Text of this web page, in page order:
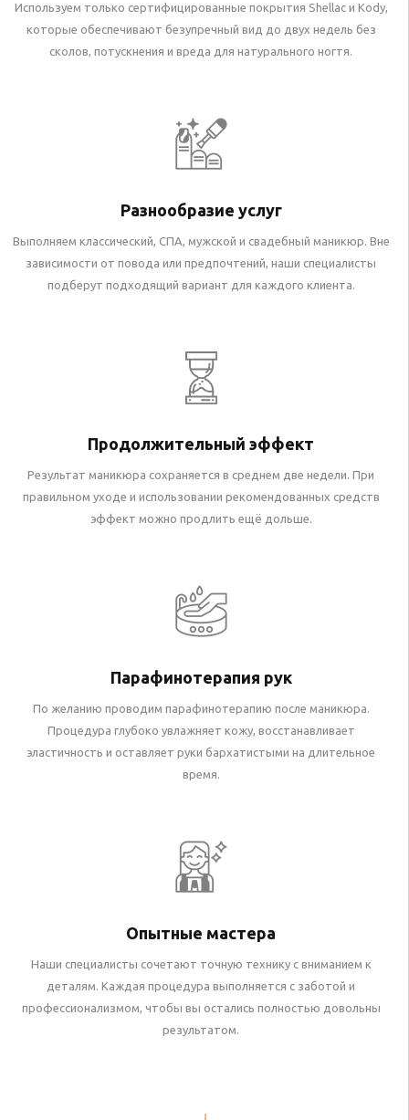
Используем только сертифицированные покрытия Shellac и Kody,
которые обеспечивают безупречный вид до двух недель без
сколов, потускнения и вреда для натурального ногтя.
Разнообразие услуг
Выполняем классический, СПА, мужской и свадебный маникюр. Вне
зависимости от повода или предпочтений, наши специалисты
подберут подходящий вариант для каждого клиента.
Продолжительный эффект
Результат маникюра сохраняется в среднем две недели. При
правильном уходе и использовании рекомендованных средств
эффект можно продлить ещё дольше.
Парафинотерапия рук
По желанию проводим парафинотерапию после маникюра.
Процедура глубоко увлажняет кожу, восстанавливает
эластичность и оставляет руки бархатистыми на длительное
время.
Опытные мастера
Наши специалисты сочетают точную технику с вниманием к
деталям. Каждая процедура выполняется с заботой и
профессионализмом, чтобы вы остались полностью довольны
результатом.